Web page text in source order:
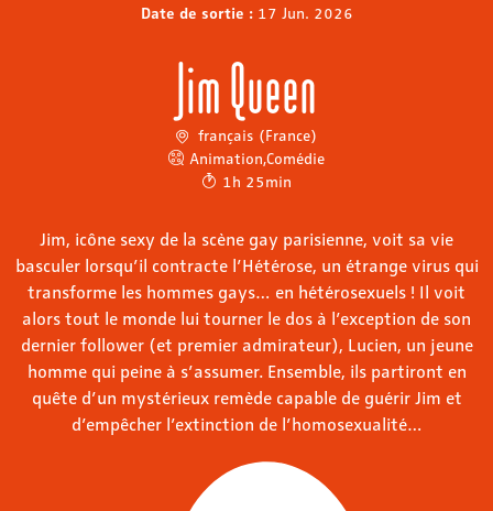
Date de sortie : 17 Jun. 2026
Jim Queen
français (France)
Animation,Comédie
1h 25min
Jim, icône sexy de la scène gay parisienne, voit sa vie
basculer lorsqu’il contracte l’Hétérose, un étrange virus qui
transforme les hommes gays… en hétérosexuels ! Il voit
alors tout le monde lui tourner le dos à l’exception de son
dernier follower (et premier admirateur), Lucien, un jeune
homme qui peine à s’assumer. Ensemble, ils partiront en
quête d’un mystérieux remède capable de guérir Jim et
d’empêcher l’extinction de l’homosexualité…